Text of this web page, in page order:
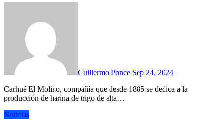
Guillermo Ponce Sep 24, 2024
Carhué El Molino, compañía que desde 1885 se dedica a la
producción de harina de trigo de alta…
Noticias